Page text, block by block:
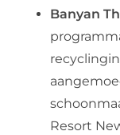
Banyan
Resort